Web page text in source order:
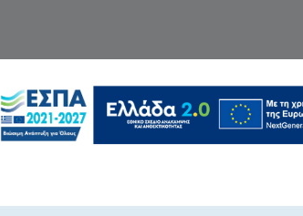
Ηπείρου & Δυτικής Ελλάδας